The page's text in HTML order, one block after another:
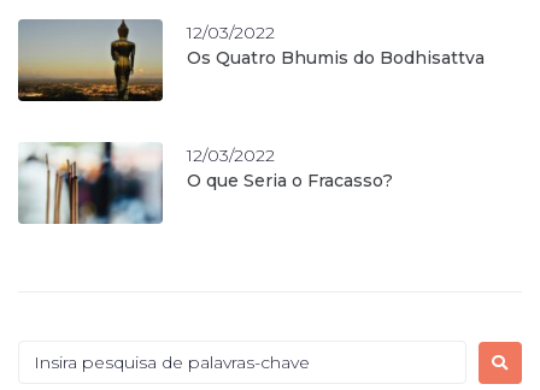
12/03/2022
Os Quatro Bhumis do Bodhisattva
12/03/2022
O que Seria o Fracasso?